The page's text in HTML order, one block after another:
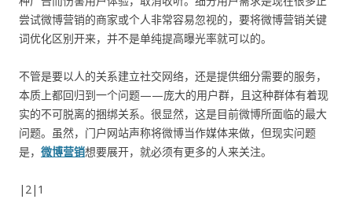
尝试微博营销的商家或个人非常容易忽视的，要将微博营销关键
词优化区别开来，并不是单纯提高曝光率就可以的。
不管是要以人的关系建立社交网络，还是提供细分需要的服务，
本质上都回归到一个问题——庞大的用户群，且这种群体有着现
实的不可脱离的捆绑关系。很显然，这是目前微博所面临的最大
问题。虽然，门户网站声称将微博当作媒体来做，但现实问题
是， 微博营销想要展开，就必须有更多的人来关注。
|2|1